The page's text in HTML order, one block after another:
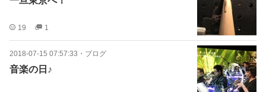
19 1
2018-07-15 07:57:33 ・ ブログ
音楽の日♪